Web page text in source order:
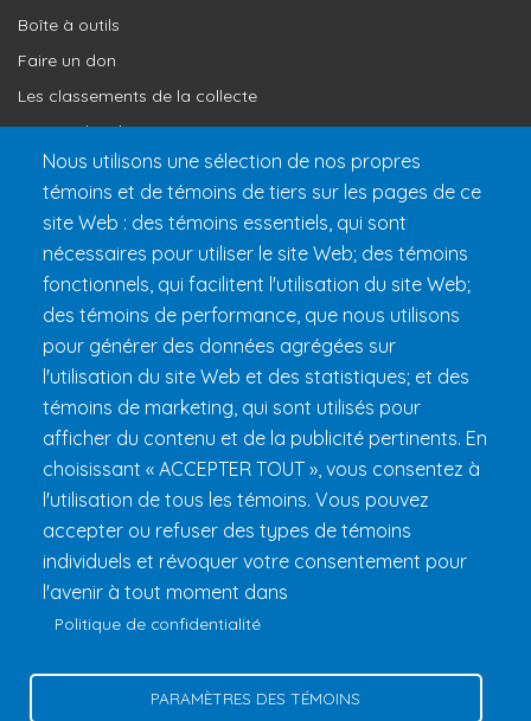
Boîte à outils
Faire un don
Les classements de la collecte
Où vont les dons
Le programme de reconnaissance
Préparer son 24h
Informations pratiques
FAQ et règlements
Fondation 24h Tremblant 1000 chemin des Voyageurs, Mont-
Tremblant (Québec) Canada J8E 1T1
7484
Politique de confidentialité
Nous utilisons une sélection de nos propres
témoins et de témoins de tiers sur les pages de ce
site Web : des témoins essentiels, qui sont
nécessaires pour utiliser le site Web; des témoins
fonctionnels, qui facilitent l'utilisation du site Web;
des témoins de performance, que nous utilisons
pour générer des données agrégées sur
l'utilisation du site Web et des statistiques; et des
témoins de marketing, qui sont utilisés pour
afficher du contenu et de la publicité pertinents. En
choisissant « ACCEPTER TOUT », vous consentez à
l'utilisation de tous les témoins. Vous pouvez
accepter ou refuser des types de témoins
individuels et révoquer votre consentement pour
l'avenir à tout moment dans
Politique de confidentialité
PARAMÈTRES DES TÉMOINS